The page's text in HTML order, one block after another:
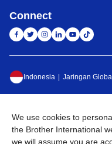
Connect
Indonesia Jaringan Global
©2026BROTHER
We use cookies to
the Brother International
we will assume you are